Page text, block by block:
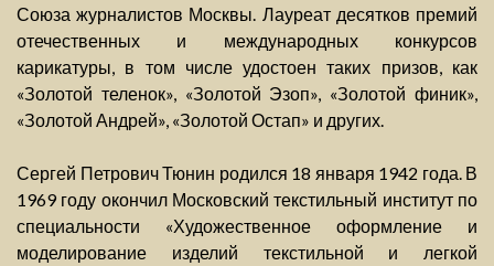
Союза журналистов Москвы. Лауреат десятков премий
отечественных и международных конкурсов
карикатуры, в том числе удостоен таких призов, как
«Золотой теленок», «Золотой Эзоп», «Золотой финик»,
«Золотой Андрей», «Золотой Остап» и других.
Сергей Петрович Тюнин родился 18 января 1942 года. В
1969 году окончил Московский текстильный институт по
специальности «Художественное оформление и
моделирование изделий текстильной и легкой